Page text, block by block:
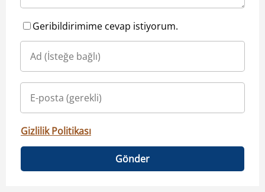
Geribildirimime cevap istiyorum.
Gizlilik Politikası
Gönder